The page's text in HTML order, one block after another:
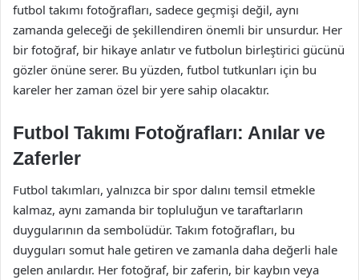
futbol takımı fotoğrafları, sadece geçmişi değil, aynı
zamanda geleceği de şekillendiren önemli bir unsurdur. Her
bir fotoğraf, bir hikaye anlatır ve futbolun birleştirici gücünü
gözler önüne serer. Bu yüzden, futbol tutkunları için bu
kareler her zaman özel bir yere sahip olacaktır.
Futbol Takımı Fotoğrafları: Anılar ve
Zaferler
Futbol takımları, yalnızca bir spor dalını temsil etmekle
kalmaz, aynı zamanda bir topluluğun ve taraftarların
duygularının da sembolüdür. Takım fotoğrafları, bu
duyguları somut hale getiren ve zamanla daha değerli hale
gelen anılardır. Her fotoğraf, bir zaferin, bir kaybın veya